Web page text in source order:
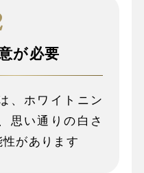
が必要
、ホワイトニン
思い通りの白さ
があります